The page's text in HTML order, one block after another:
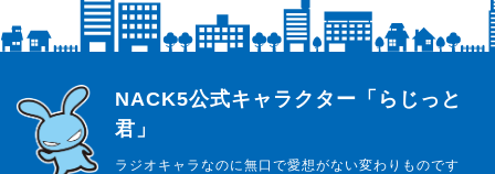
らじっと君
NACK5公式キャラクター「らじっと
君」
ラジオキャラなのに無口で愛想がない変わりものです